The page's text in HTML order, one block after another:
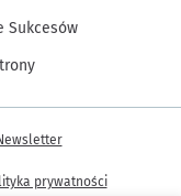
Sukcesów
prywatności